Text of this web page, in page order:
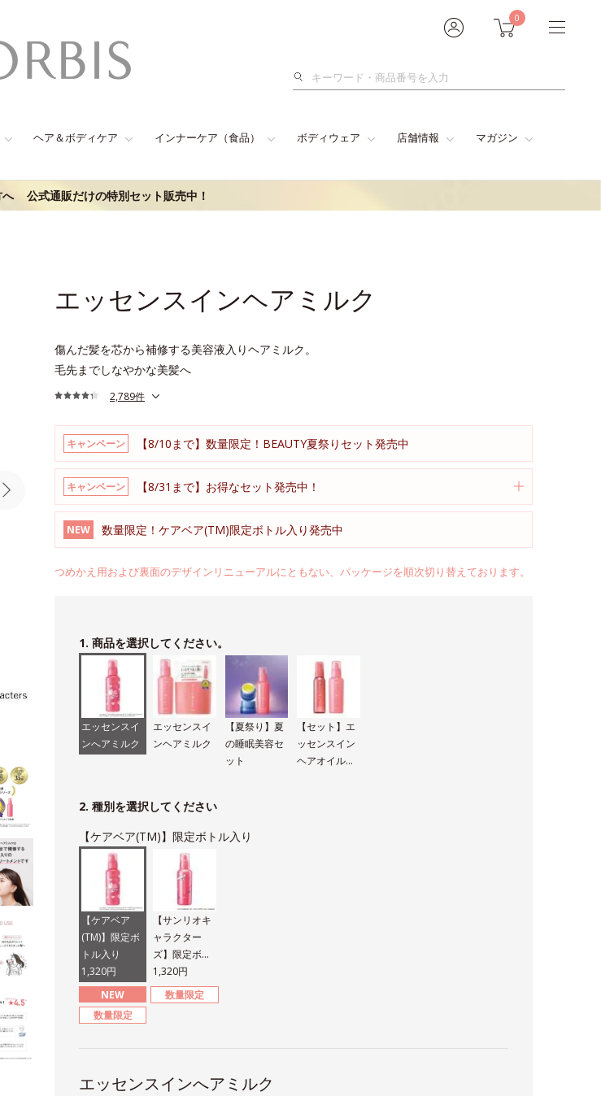
0
検
ヘア＆ボディケア インナーケア（食品） ボディウェア 店舗情報 マガジン
公式通販だけの特別セット販売中！
エッセンスインヘアミルク
傷んだ髪を芯から補修する美容液入りヘアミルク。
毛先までしなやかな美髪へ
2,789件
キャンペーン 【8/10まで】数量限定！BEAUTY夏祭りセット発売中
キャンペーン 【8/31まで】お得なセット発売中！
NEW 数量限定！ケアベア(TM)限定ボトル入り発売中
つめかえ用および裏面のデザインリニューアルにともない、パッケージを順次切り替えております。
1. 商品を選択してください。
エッセンスイ
ンへアミルク
エッセンスイ
ンヘアミルク
【夏祭り】夏
の睡眠美容セ
ット
【セット】エ
ッセンスイン
ヘアオイル＋
2. 種別を選択してください
【ケアベア(TM)】限定ボトル入り
【ケアベア
(TM)】限定ボ
トル入り
1,320円
NEW
数量限定
【サンリオキ
ャラクター
ズ】限定ボト
ル入り
1,320円
数量限定
エッセンスインへアミルク